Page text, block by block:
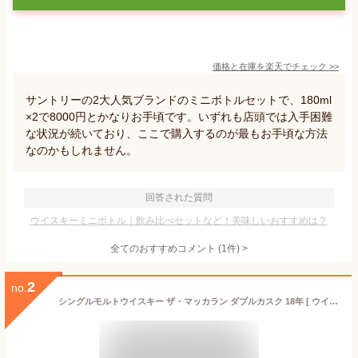
価格と在庫を楽天でチェック >>
サントリーの2大人気ブランドのミニボトルセットで、180ml
×2で8000円とかなりお手頃です。いずれも店頭では入手困難
な状況が続いており、ここで購入するのが最もお手頃な方法
なのかもしれません。
回答された質問
ウイスキーミニボトル｜飲み比べセットなど！美味しいおすすめは？
全てのおすすめコメント (1件) >
no. 2
シングルモルトウイスキー ザ・マッカラン ダブルカスク 18年 [ ウイスキー スコッチ 700ml ]